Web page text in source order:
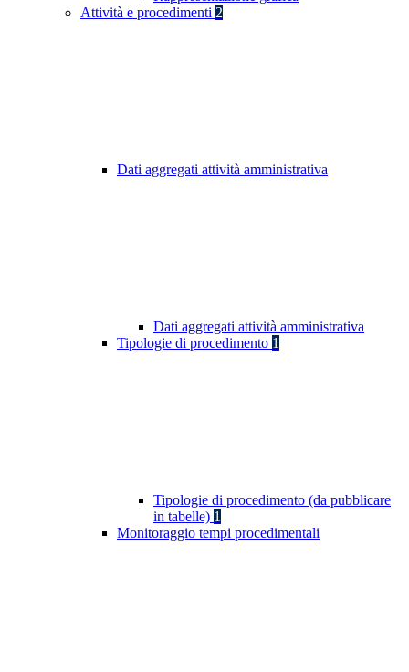
Attività e procedimenti 2
Dati aggregati attività amministrativa
Dati aggregati attività amministrativa
Tipologie di procedimento 1
Tipologie di procedimento (da pubblicare
in tabelle) 1
Monitoraggio tempi procedimentali